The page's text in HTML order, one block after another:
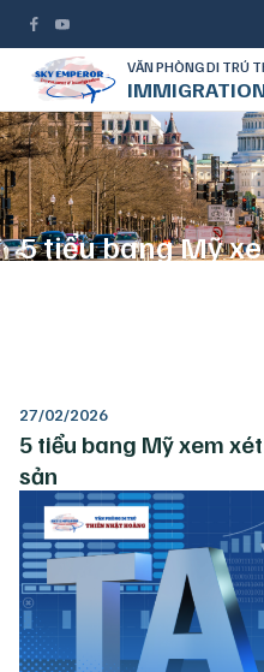
VĂN PHÒNG DI TRÚ
5 tiểu bang Mỹ
27/02/2026
5 tiểu bang Mỹ xem
sản